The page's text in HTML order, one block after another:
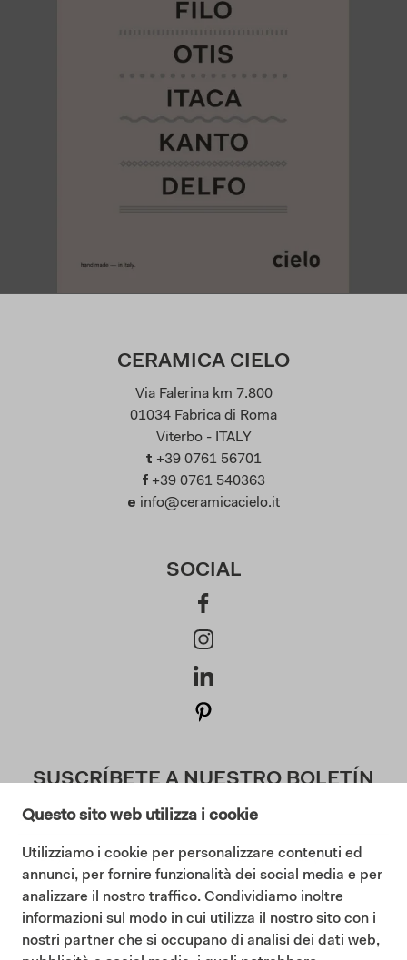
Questo sito web utilizza i cookie
Utilizziamo i cookie per personalizzare contenuti ed
annunci, per fornire funzionalità dei social media e per
analizzare il nostro traffico. Condividiamo inoltre
informazioni sul modo in cui utilizza il nostro sito con i
nostri partner che si occupano di analisi dei dati web,
CERAMICA CIELO
Via Falerina km 7.800
01034 Fabrica di Roma
Viterbo - ITALY
t +39 0761 56701
f +39 0761 540363
e info@ceramicacielo.it
SOCIAL
SUSCRÍBETE A NUESTRO BOLETÍN
Doy mi consentimiento a la Política de Privacidad (
Lea nuestra Política de Privacidad)